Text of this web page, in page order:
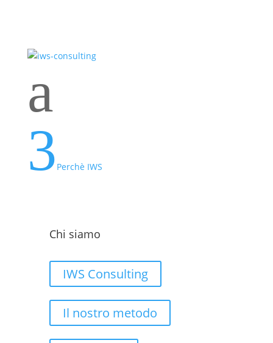
a
3 Perchè IWS
Chi siamo
IWS Consulting
Il nostro metodo